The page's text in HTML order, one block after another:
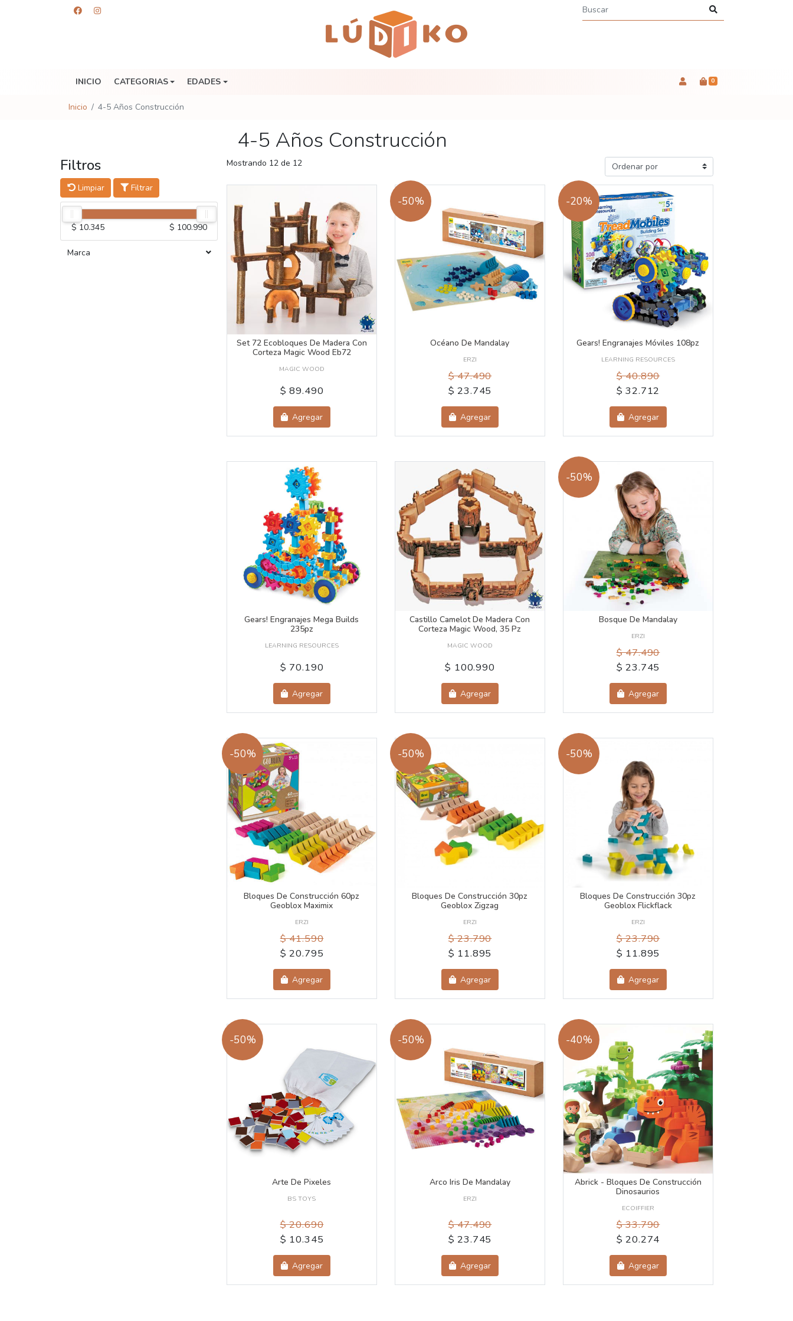
INICIO CATEGORIAS EDADES 0
Inicio 4-5 Años Construcción
4-5 Años Construcción
Filtros
Limpiar Filtrar
$ 10.345 $ 100.990
Marca
Mostrando 12 de 12
Set 72 Ecobloques De Madera Con
Corteza Magic Wood Eb72
MAGIC WOOD
$ 89.490
Agregar
-50%
Océano De Mandalay
ERZI
$ 47.490
$ 23.745
Agregar
-20%
Gears! Engranajes Móviles 108pz
LEARNING RESOURCES
$ 40.890
$ 32.712
Agregar
Gears! Engranajes Mega Builds
235pz
LEARNING RESOURCES
$ 70.190
Agregar
Castillo Camelot De Madera Con
Corteza Magic Wood, 35 Pz
MAGIC WOOD
$ 100.990
Agregar
-50%
Bosque De Mandalay
ERZI
$ 47.490
$ 23.745
Agregar
-50%
Bloques De Construcción 60pz
Geoblox Maximix
ERZI
$ 41.590
$ 20.795
Agregar
-50%
Bloques De Construcción 30pz
Geoblox Zigzag
ERZI
$ 23.790
$ 11.895
Agregar
-50%
Bloques De Construcción 30pz
Geoblox Flickflack
ERZI
$ 23.790
$ 11.895
Agregar
-50%
Arte De Pixeles
BS TOYS
$ 20.690
$ 10.345
Agregar
-50%
Arco Iris De Mandalay
ERZI
$ 47.490
$ 23.745
Agregar
-40%
Abrick - Bloques De Construcción
Dinosaurios
ECOIFFIER
$ 33.790
$ 20.274
Agregar